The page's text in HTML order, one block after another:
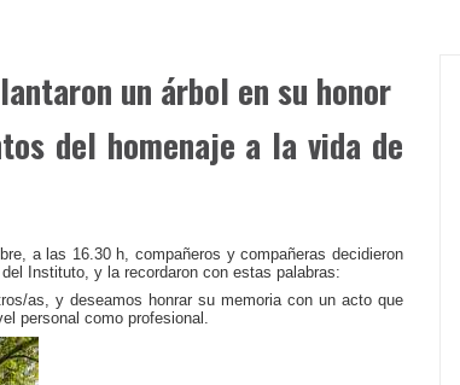
un árbol en su honor
del homenaje a la vida de
a las 16.30 h, compañeros y compañeras decidieron
Instituto, y la recordaron con estas palabras:
as, y deseamos honrar su memoria con un acto que
personal como profesional.